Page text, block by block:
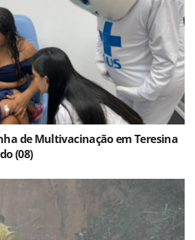
de Multivacinação em Teresina
(08)